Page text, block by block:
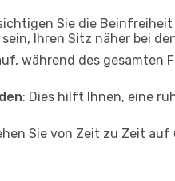
Sie die
Ihren Sitz näher bei
während des gesamten
: Dies hilft Ihnen, eine
Sie von Zeit zu Zeit